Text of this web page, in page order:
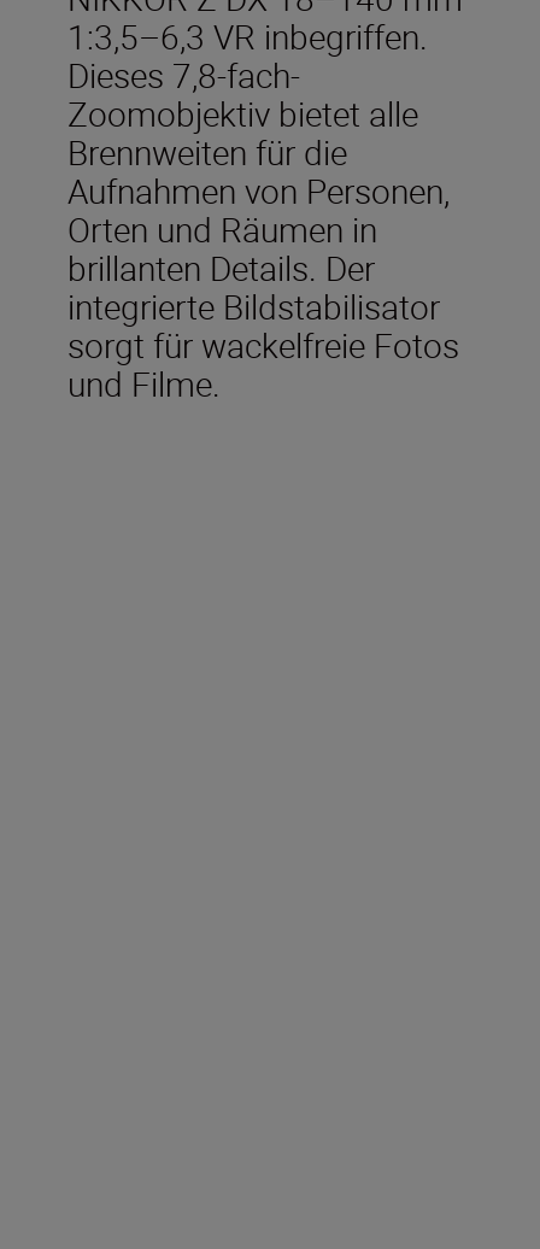
1:3,5–6,3 VR inbegriffen.
Dieses 7,8-fach-
Zoomobjektiv bietet alle
Brennweiten für die
Aufnahmen von Personen,
Orten und Räumen in
brillanten Details. Der
integrierte Bildstabilisator
sorgt für wackelfreie Fotos
und Filme.